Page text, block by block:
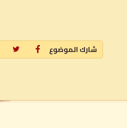
شارك الموضوع